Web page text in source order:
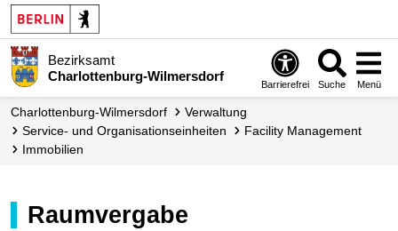
Bezirksamt
Charlottenburg-Wilmersdorf
Barrierefrei Suche Menü
Charlottenburg-Wilmersdorf
Verwaltung
Service- und Organisations­einheiten
Facility Management
Immobilien
Raumvergabe